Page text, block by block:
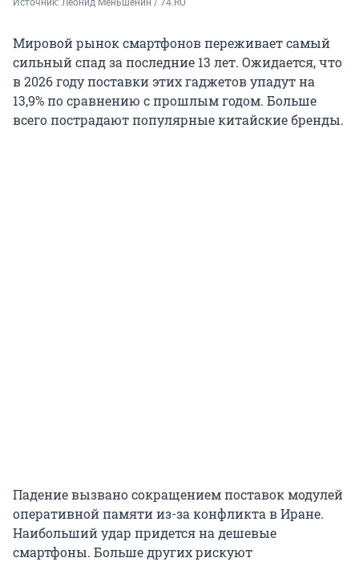
Источник: Леонид Меньшенин / 74.RU
Мировой рынок смартфонов переживает самый
сильный спад за последние 13 лет. Ожидается, что
в 2026 году поставки этих гаджетов упадут на
13,9% по сравнению с прошлым годом. Больше
всего пострадают популярные китайские бренды.
Падение вызвано сокращением поставок модулей
оперативной памяти из-за конфликта в Иране.
Наибольший удар придется на дешевые
смартфоны. Больше других рискуют